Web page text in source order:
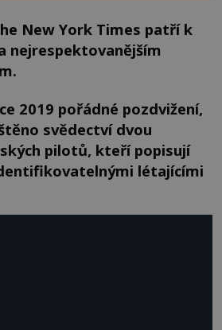
New York Times patří k
nejrespektovanějším
2019 pořádné pozdvižení,
svědectví dvou
pilotů, kteří popisují
létajícími